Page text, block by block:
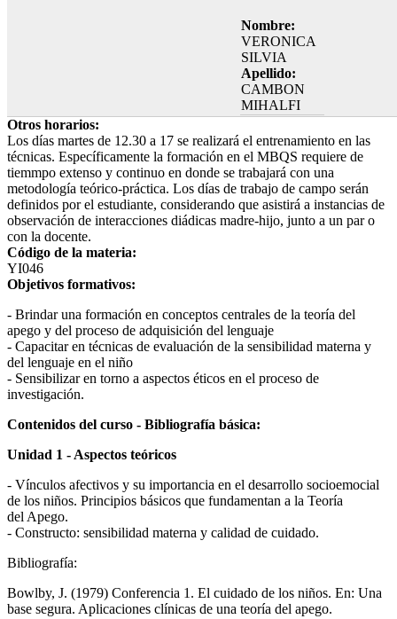
Nombre:
VERONICA
SILVIA
Apellido:
CAMBON
MIHALFI
Otros horarios:
Los días martes de 12.30 a 17 se realizará el entrenamiento en las
técnicas. Específicamente la formación en el MBQS requiere de
tiemmpo extenso y continuo en donde se trabajará con una
metodología teórico-práctica. Los días de trabajo de campo serán
definidos por el estudiante, considerando que asistirá a instancias de
observación de interacciones diádicas madre-hijo, junto a un par o
con la docente.
Código de la materia:
YI046
Objetivos formativos:
- Brindar una formación en conceptos centrales de la teoría del
apego y del proceso de adquisición del lenguaje
- Capacitar en técnicas de evaluación de la sensibilidad materna y
del lenguaje en el niño
- Sensibilizar en torno a aspectos éticos en el proceso de
investigación.
Contenidos del curso - Bibliografía básica:
Unidad 1 - Aspectos teóricos
- Vínculos afectivos y su importancia en el desarrollo socioemocial
de los niños. Principios básicos que fundamentan a la Teoría
del Apego.
- Constructo: sensibilidad materna y calidad de cuidado.
Bibliografía:
Bowlby, J. (1979) Conferencia 1. El cuidado de los niños. En: Una
base segura. Aplicaciones clínicas de una teoría del apego.